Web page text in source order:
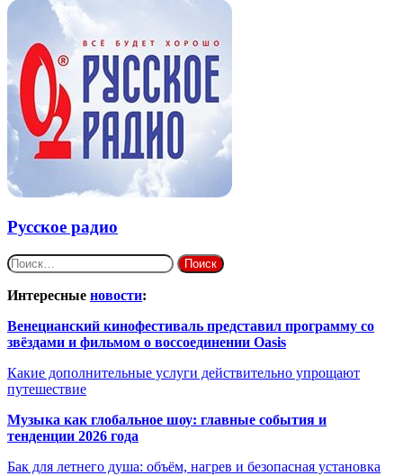
Русское радио
Найти:
Интересные новости:
Венецианский кинофестиваль представил программу со
звёздами и фильмом о воссоединении Oasis
Какие дополнительные услуги действительно упрощают
путешествие
Музыка как глобальное шоу: главные события и
тенденции 2026 года
Бак для летнего душа: объём, нагрев и безопасная установка